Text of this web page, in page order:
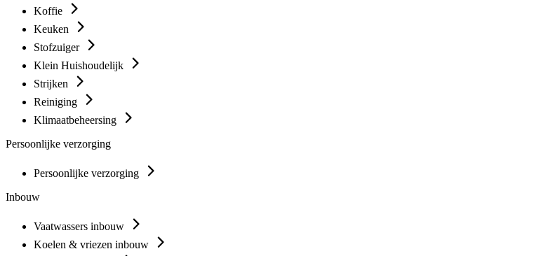
Koffie
Keuken
Stofzuiger
Klein Huishoudelijk
Strijken
Reiniging
Klimaatbeheersing
Persoonlijke verzorging
Persoonlijke verzorging
Inbouw
Vaatwassers inbouw
Koelen & vriezen inbouw